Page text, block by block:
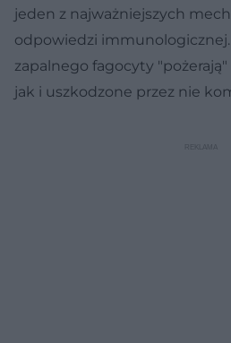
jeden z najważniejszych
odpowiedzi
zapalnego fagocyty
jak i uszkodzone przez nie